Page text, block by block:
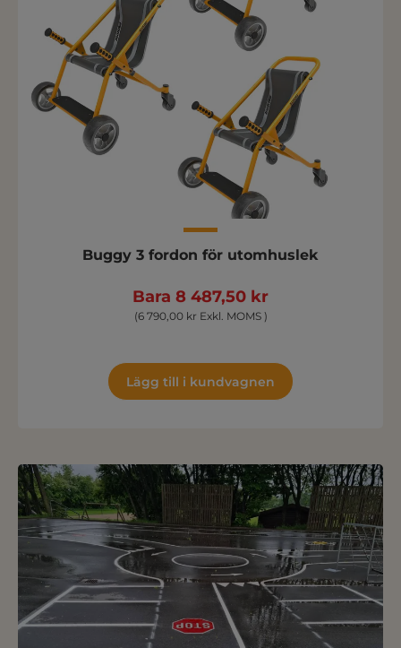
Buggy 3 fordon för utomhuslek
Bara 8 487,50 kr
(6 790,00 kr Exkl. MOMS )
Lägg till i kundvagnen